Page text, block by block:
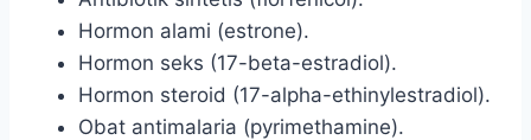
Hormon alami (estrone).
Hormon seks (17-beta-estradiol).
Hormon steroid (17-alpha-ethinylestradiol).
Obat antimalaria (pyrimethamine).